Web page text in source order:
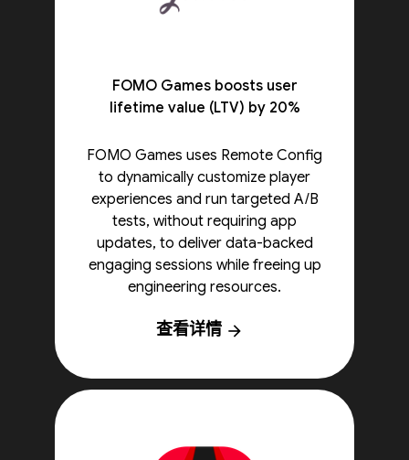
FOMO Games boosts user
lifetime value (LTV) by 20%
FOMO Games uses Remote Config
to dynamically customize player
experiences and run targeted A/B
tests, without requiring app
updates, to deliver data-backed
engaging sessions while freeing up
engineering resources.
查看详情 arrow_forward